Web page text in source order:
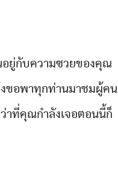
อยู่กับความซวยของคุณ
งขอพาทุกท่านมาชมผู้คน
าที่คุณกำลังเจอตอนนี้ก็